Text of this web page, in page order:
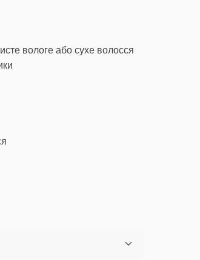
вологе або сухе волосся